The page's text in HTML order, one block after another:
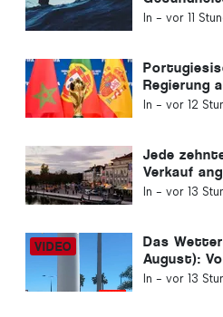
vor den
In - vor 11
Regierung
Fußball-WM
In - vor 12
Jede
Verkauf
In - vor 13
Das
August):
In - vor 13